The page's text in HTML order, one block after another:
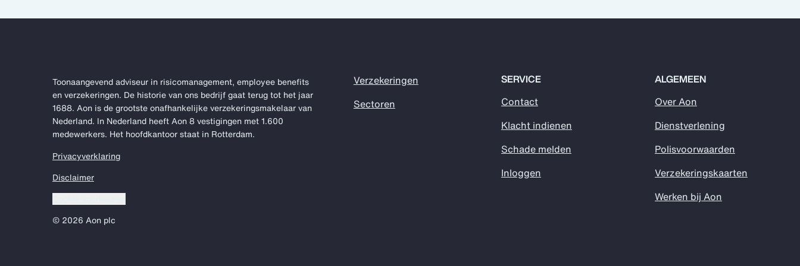
Toonaangevend adviseur in risicomanagement, employee benefits
en verzekeringen. De historie van ons bedrijf gaat terug tot het jaar
1688. Aon is de grootste onafhankelijke verzekeringsmakelaar van
Nederland. In Nederland heeft Aon 8 vestigingen met 1.600
medewerkers. Het hoofdkantoor staat in Rotterdam.
Privacyverklaring
Disclaimer
© 2026 Aon plc
Verzekeringen
Sectoren
SERVICE
Contact
Klacht indienen
Schade melden
Inloggen
ALGEMEEN
Over Aon
Dienstverlening
Polisvoorwaarden
Verzekeringskaarten
Werken bij Aon